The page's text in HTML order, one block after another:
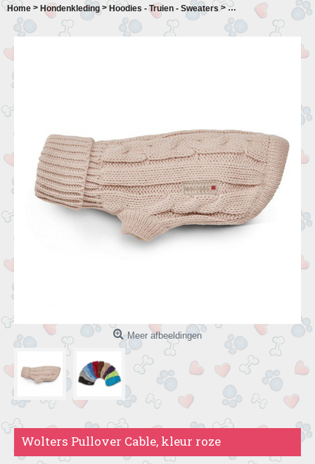
Home > Hondenkleding >Hoodies - Truien - Sweaters >Wolters Pullover
Meer afbeeldingen
Wolters Pullover Cable, kleur roze